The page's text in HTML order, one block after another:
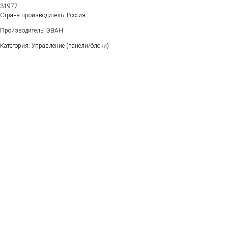
31977
Страна производитель: Россия
Производитель: ЭВАН
Категория: Управление (панели/блоки)